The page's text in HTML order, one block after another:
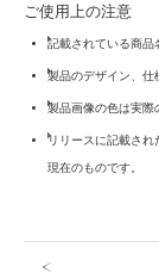
ご使用上の注意
記載されている商品
製品のデザイン、仕
製品画像の色は実際
リリースに記載され
現在のものです。